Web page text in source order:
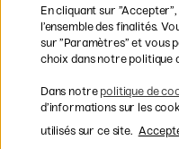
Les
En cliquant sur
l’ensemble des finalités.
sur ”Paramètres” et vous
choix dans notre politique
Dans notre politique de
d’informations sur les
utilisés sur ce site.